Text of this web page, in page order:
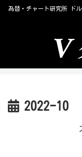
為替・チャート研究所 ド
2022-10